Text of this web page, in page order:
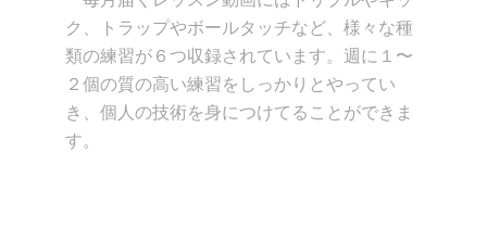
ク、トラップやボールタッチなど、様々な種
類の練習が６つ収録されています。週に１〜
２個の質の高い練習をしっかりとやってい
き、個人の技術を身につけてることができま
す。